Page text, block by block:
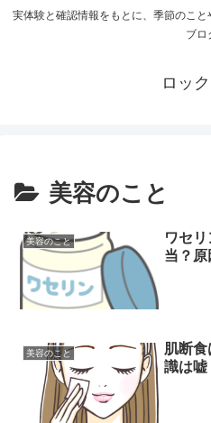
実体験と確認情報をもとに、季節のこ
ブロ
ロッ
美容のこと
美容のこと
ワセ
当？
美容のこと
肌断
識は嘘